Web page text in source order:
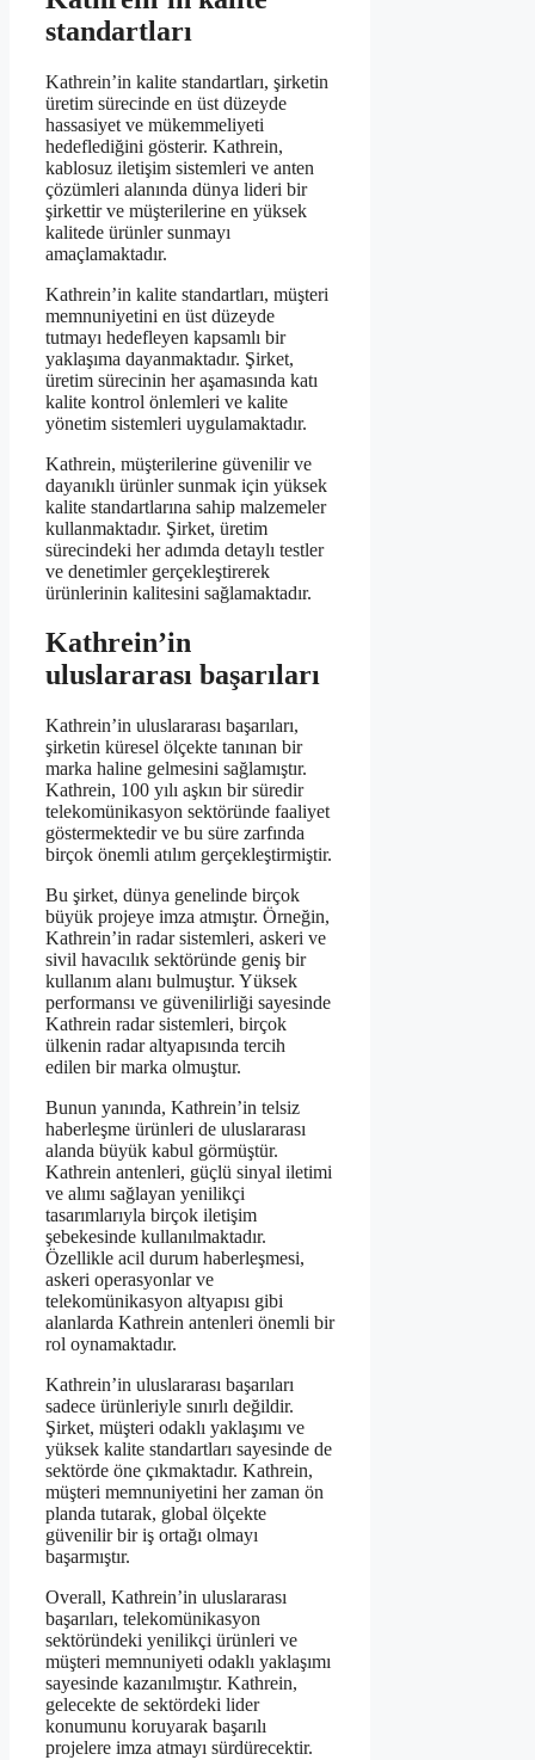
standartları
Kathrein’in kalite standartları, şirketin
üretim sürecinde en üst düzeyde
hassasiyet ve mükemmeliyeti
hedeflediğini gösterir. Kathrein,
kablosuz iletişim sistemleri ve anten
çözümleri alanında dünya lideri bir
şirkettir ve müşterilerine en yüksek
kalitede ürünler sunmayı
amaçlamaktadır.
Kathrein’in kalite standartları, müşteri
memnuniyetini en üst düzeyde
tutmayı hedefleyen kapsamlı bir
yaklaşıma dayanmaktadır. Şirket,
üretim sürecinin her aşamasında katı
kalite kontrol önlemleri ve kalite
yönetim sistemleri uygulamaktadır.
Kathrein, müşterilerine güvenilir ve
dayanıklı ürünler sunmak için yüksek
kalite standartlarına sahip malzemeler
kullanmaktadır. Şirket, üretim
sürecindeki her adımda detaylı testler
ve denetimler gerçekleştirerek
ürünlerinin kalitesini sağlamaktadır.
Kathrein’in
uluslararası başarıları
Kathrein’in uluslararası başarıları,
şirketin küresel ölçekte tanınan bir
marka haline gelmesini sağlamıştır.
Kathrein, 100 yılı aşkın bir süredir
telekomünikasyon sektöründe faaliyet
göstermektedir ve bu süre zarfında
birçok önemli atılım gerçekleştirmiştir.
Bu şirket, dünya genelinde birçok
büyük projeye imza atmıştır. Örneğin,
Kathrein’in radar sistemleri, askeri ve
sivil havacılık sektöründe geniş bir
kullanım alanı bulmuştur. Yüksek
performansı ve güvenilirliği sayesinde
Kathrein radar sistemleri, birçok
ülkenin radar altyapısında tercih
edilen bir marka olmuştur.
Bunun yanında, Kathrein’in telsiz
haberleşme ürünleri de uluslararası
alanda büyük kabul görmüştür.
Kathrein antenleri, güçlü sinyal iletimi
ve alımı sağlayan yenilikçi
tasarımlarıyla birçok iletişim
şebekesinde kullanılmaktadır.
Özellikle acil durum haberleşmesi,
askeri operasyonlar ve
telekomünikasyon altyapısı gibi
alanlarda Kathrein antenleri önemli bir
rol oynamaktadır.
Kathrein’in uluslararası başarıları
sadece ürünleriyle sınırlı değildir.
Şirket, müşteri odaklı yaklaşımı ve
yüksek kalite standartları sayesinde de
sektörde öne çıkmaktadır. Kathrein,
müşteri memnuniyetini her zaman ön
planda tutarak, global ölçekte
güvenilir bir iş ortağı olmayı
başarmıştır.
Overall, Kathrein’in uluslararası
başarıları, telekomünikasyon
sektöründeki yenilikçi ürünleri ve
müşteri memnuniyeti odaklı yaklaşımı
sayesinde kazanılmıştır. Kathrein,
gelecekte de sektördeki lider
konumunu koruyarak başarılı
projelere imza atmayı sürdürecektir.